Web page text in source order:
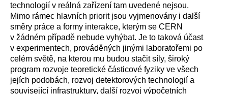
technologií v reálná zařízení tam uvedené nejsou.
Mimo rámec hlavních priorit jsou vyjmenovány i další
směry práce a formy interakce, kterým se CERN
v žádném případě nebude vyhýbat. Je to taková účast
v experimentech, prováděných jinými laboratořemi po
celém světě, na kterou mu budou stačit síly, široký
program rozvoje teoretické částicové fyziky ve všech
jejích podobách, rozvoj detektorových technologií a
související infrastruktury, další rozvoj výpočetních